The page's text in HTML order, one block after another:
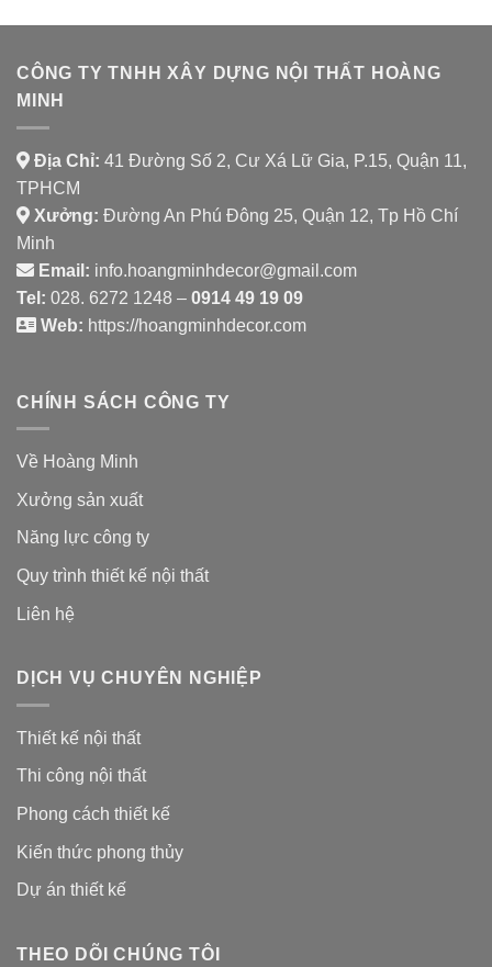
CÔNG TY TNHH XÂY DỰNG NỘI THẤT HOÀNG
MINH
Địa Chỉ: 41 Đường Số 2, Cư Xá Lữ Gia, P.15, Quận 11,
TPHCM
Xưởng: Đường An Phú Đông 25, Quận 12, Tp Hồ Chí
Minh
Email: info.hoangminhdecor@gmail.com
Tel: 028. 6272 1248 – 0914 49 19 09
Web: https://hoangminhdecor.com
CHÍNH SÁCH CÔNG TY
Về Hoàng Minh
Xưởng sản xuất
Năng lực công ty
Quy trình thiết kế nội thất
Liên hệ
DỊCH VỤ CHUYÊN NGHIỆP
Thiết kế nội thất
Thi công nội thất
Phong cách thiết kế
Kiến thức phong thủy
Dự án thiết kế
THEO DÕI CHÚNG TÔI